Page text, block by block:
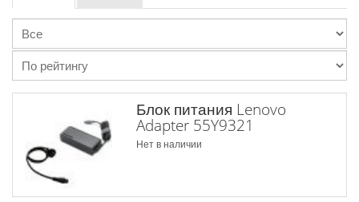
Блок питания Lenovo
Adapter 55Y9321
Нет в наличии